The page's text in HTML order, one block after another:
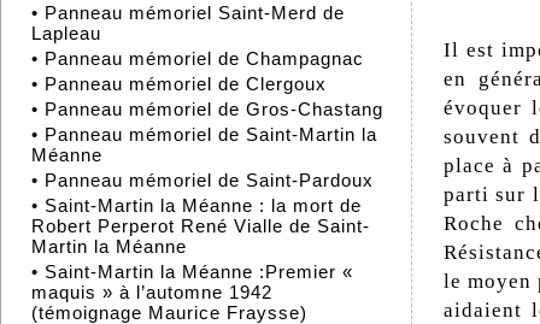
• Panneau mémoriel Saint-Merd de
Lapleau
• Panneau mémoriel de Champagnac
• Panneau mémoriel de Clergoux
• Panneau mémoriel de Gros-Chastang
• Panneau mémoriel de Saint-Martin la
Méanne
• Panneau mémoriel de Saint-Pardoux
• Saint-Martin la Méanne : la mort de
Robert Perperot René Vialle de Saint-
Martin la Méanne
• Saint-Martin la Méanne :Premier «
maquis » à l’automne 1942
(témoignage Maurice Fraysse)
Il est
en
évoquer
souvent
place à
parti sur
Roche
le moyen
aidaient